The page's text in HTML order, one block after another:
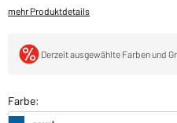
mehr Produktdetails
Derzeit ausgewählte Farben und